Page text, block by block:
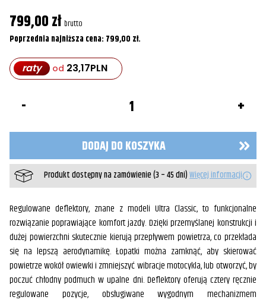
799,00zł brutto
Poprzednia najniższa cena: 799,00 zł.
raty od 23,17PLN
Dragon
DODAJ DO KOSZYKA
Produkt dostępny na zamówienie (3 – 45 dni)Więcej informacji
Regulowane deflektory, znane z modeli Ultra Classic, to funkcjonalne
rozwiązanie poprawiające komfort jazdy. Dzięki przemyślanej konstrukcji i
dużej powierzchni skutecznie kierują przepływem powietrza, co przekłada
się na lepszą aerodynamikę. Łopatki można zamknąć, aby skierować
powietrze wokół owiewki i zmniejszyć wibracje motocykla, lub otworzyć, by
poczuć chłodny podmuch w upalne dni. Deflektory oferują cztery ręcznie
regulowane pozycje, obsługiwane wygodnym mechanizmem